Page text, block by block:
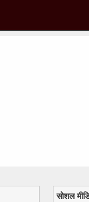
सोशल